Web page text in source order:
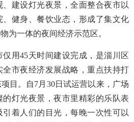
建设灯光夜景，全面整合夜市以
、健身、餐饮业态，形成了集文化
为一体的夜间经济示范区。
用45天时间建设完成，是淄川区
市夜经济发展战略，重点扶持打
目。自7月30日试运营以来，广场
的灯光夜景，夜市里精彩的乐队表
着人们的目光，每晚一次性可以